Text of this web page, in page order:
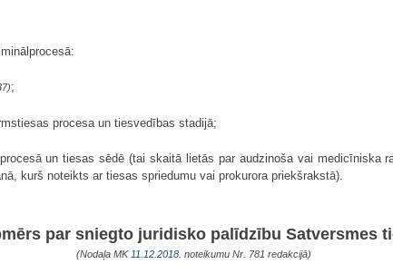
;
procesa un tiesvedības stadijā;
un tiesas sēdē (tai skaitā lietās par audzinoša vai medicīniska
kurš noteikts ar tiesas spriedumu vai prokurora priekšrakstā).
par sniegto juridisko palīdzību Satversmes
(Nodaļa MK 11.12.2018. noteikumu Nr. 781 redakcijā)